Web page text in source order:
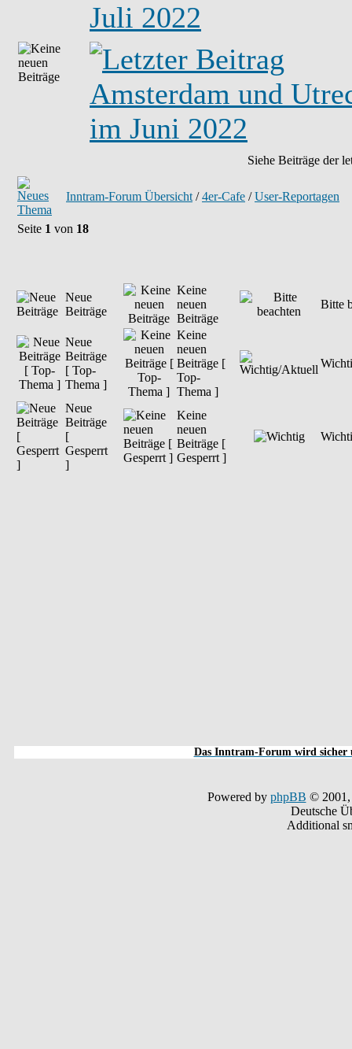
Juli 2022
Amsterdam und
im Juni 2022
Siehe Beiträge der
Inntram-Forum Übersicht /4er-Cafe /User-Reportagen
Seite 1 von 18
Neue
Beiträge
Keine
neuen
Beiträge
Bitte
Neue
Beiträge
[ Top-
Thema ]
Keine
neuen
Beiträge [
Top-
Thema ]
Neue
Beiträge
[
Gesperrt
]
Keine
neuen
Beiträge [
Gesperrt ]
Das Inntram-Forum wird sicher
Powered by phpBB © 2001,
Deutsche
Additional